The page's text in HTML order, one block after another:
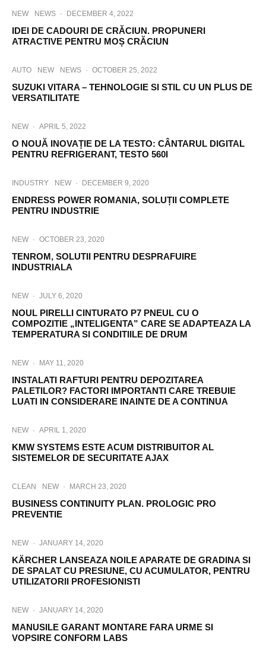
NEW NEWS · DECEMBER 4, 2022
IDEI DE CADOURI DE CRĂCIUN. PROPUNERI
ATRACTIVE PENTRU MOȘ CRĂCIUN
AUTO NEW NEWS · OCTOBER 25, 2022
SUZUKI VITARA – TEHNOLOGIE SI STIL CU UN PLUS DE
VERSATILITATE
NEW · APRIL 5, 2022
O NOUĂ INOVAȚIE DE LA TESTO: CÂNTARUL DIGITAL
PENTRU REFRIGERANT, TESTO 560I
INDUSTRY NEW · DECEMBER 9, 2020
ENDRESS POWER ROMANIA, SOLUȚII COMPLETE
PENTRU INDUSTRIE
NEW · OCTOBER 23, 2020
TENROM, SOLUTII PENTRU DESPRAFUIRE
INDUSTRIALA
NEW · JULY 6, 2020
NOUL PIRELLI CINTURATO P7 PNEUL CU O
COMPOZITIE „INTELIGENTA” CARE SE ADAPTEAZA LA
TEMPERATURA SI CONDITIILE DE DRUM
NEW · MAY 11, 2020
INSTALATI RAFTURI PENTRU DEPOZITAREA
PALETILOR? FACTORI IMPORTANTI CARE TREBUIE
LUATI IN CONSIDERARE INAINTE DE A CONTINUA
NEW · APRIL 1, 2020
KMW SYSTEMS ESTE ACUM DISTRIBUITOR AL
SISTEMELOR DE SECURITATE AJAX
CLEAN NEW · MARCH 23, 2020
BUSINESS CONTINUITY PLAN. PROLOGIC PRO
PREVENTIE
NEW · JANUARY 14, 2020
KÄRCHER LANSEAZA NOILE APARATE DE GRADINA SI
DE SPALAT CU PRESIUNE, CU ACUMULATOR, PENTRU
UTILIZATORII PROFESIONISTI
NEW · JANUARY 14, 2020
MANUSILE GARANT MONTARE FARA URME SI
VOPSIRE CONFORM LABS